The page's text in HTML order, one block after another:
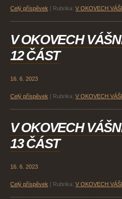
Celý příspěvek Rubrika: V OKOVECH
V OKOVECH
12 ČÁST
16. 6. 2023
Celý příspěvek Rubrika: V OKOVECH
V OKOVECH
13 ČÁST
16. 6. 2023
Celý příspěvek Rubrika: V OKOVECH